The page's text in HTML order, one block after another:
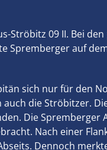
Ströbitz 09 II. Bei
auf
sich nur für den
die Ströbitzer.
Die
Nach einer
Dennoch